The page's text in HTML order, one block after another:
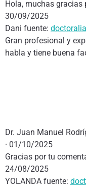
Hola, muchas
30/09/2025
Dani fuente:
Gran profesional y
habla y tiene buena
Dr. Juan Manuel
· 01/10/2025
Gracias por tu
24/08/2025
YOLANDA fuente: